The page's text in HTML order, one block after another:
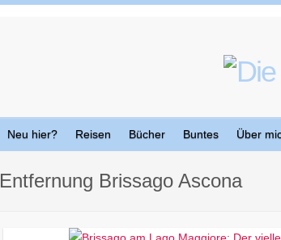
Neu hier? Reisen Bücher Buntes Über
Entfernung Brissago Ascona